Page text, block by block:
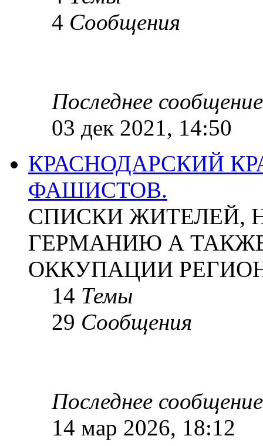
4 Сообщения
Последнее сообщение
03 дек 2021, 14:50
КРАСНОДАРСКИЙ
ФАШИСТОВ.
СПИСКИ ЖИТЕЛЕЙ,
ГЕРМАНИЮ А
ОККУПАЦИИ
14 Темы
29 Сообщения
Последнее сообщение
14 мар 2026, 18:12